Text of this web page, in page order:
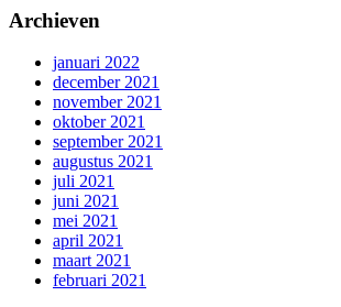
Archieven
januari 2022
december 2021
november 2021
oktober 2021
september 2021
augustus 2021
juli 2021
juni 2021
mei 2021
april 2021
maart 2021
februari 2021